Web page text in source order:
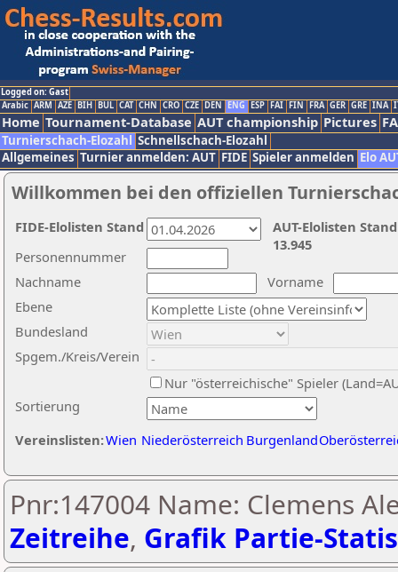
Logged on: Gast
Arabic ARM AZE BIH BUL CAT CHN CRO CZE DEN ENG ESP FAI FIN FRA GER GRE INA
Home Tournament-Database AUT championship Pictures
Turnierschach-Elozahl Schnellschach-Elozahl
Allgemeines Turnier anmelden: AUT FIDE Spieler anmelden Elo
Willkommen bei den offiziellen
Nachname
Vorname
Ebene
Sortierung
Personennummer
Bundesland
Spgem./Kreis/Verein
Nur "österreichische" Spieler
Vereinslisten:Wien Niederösterreich Burgenland
AUT-Elolisten
13.945
FIDE-Elolisten Stand
Pnr:147004 Name: Clemens
Zeitreihe, Grafik Partie-